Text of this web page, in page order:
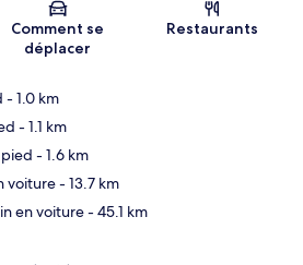
Carte
Comment se
déplacer
Restaurants
- 1.0 km
- 1.1 km
pied - 1.6 km
voiture- 13.7 km
en voiture- 45.1 km